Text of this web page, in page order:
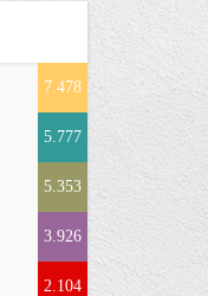
7.478
5.777
5.353
3.926
2.104